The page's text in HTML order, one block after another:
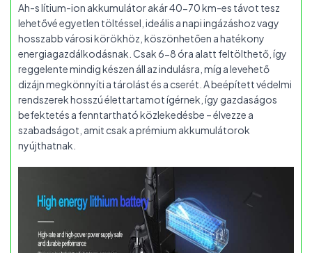
Ah-s lítium-ion akkumulátor akár 40-70 km-es távot tesz
lehetővé egyetlen töltéssel, ideális a napi ingázáshoz vagy
hosszabb városi körökhöz, köszönhetően a hatékony
energiagazdálkodásnak. Csak 6-8 óra alatt feltölthető, így
reggelente mindig készen áll az indulásra, míg a levehető
dizájn megkönnyíti a tárolást és a cserét. A beépített védelmi
rendszerek hosszú élettartamot ígérnek, így gazdaságos
befektetés a fenntartható közlekedésbe – élvezze a
szabadságot, amit csak a prémium akkumulátorok
nyújthatnak.